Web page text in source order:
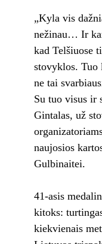
„Kyla vis
nežinau… Ir
kad Telšiuose
stovyklos. Tuo
ne tai
Su tuo visus ir
Gintalas, už
naujosios
Gulbinaitei.
41-asis
kitoks:
kiekvienais